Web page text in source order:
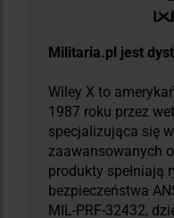
Militaria.pl jest
Wiley X to
1987 roku przez
specjalizująca się
zaawansowanych
produkty spełniają
bezpieczeństwa
MIL-PRF-32432,